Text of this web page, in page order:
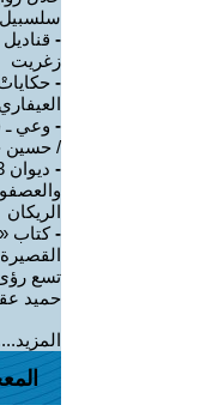
سلسبيل
-
زغريت
-
العيفاري
- وعي
/ حسين
-
الريكان
-كتاب
تسع
حميد